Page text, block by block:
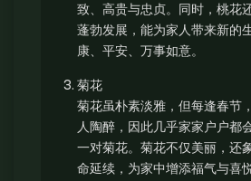
致、高贵与忠贞。同时，桃花
蓬勃发展，能为家人带来新的
康、平安、万事如意。
菊花
菊花虽朴素淡雅，但每逢春节
人陶醉，因此几乎家家户户都
一对菊花。菊花不仅美丽，还
命延续，为家中增添福气与喜